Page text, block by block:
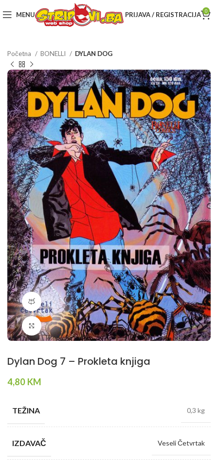
MENU PRIJAVA / REGISTRACIJA 0
Početna BONELLI DYLAN DOG
360 product view
Klikni da povečaš
Dylan Dog 7 – Prokleta knjiga
4,80 KM
TEŽINA 0,3 kg
IZDAVAČ Veseli Četvrtak